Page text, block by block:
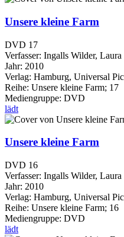
Unsere kleine Farm
DVD 17
Verfasser: Ingalls Wilder, Laura
Jahr: 2010
Verlag: Hamburg, Universal
Reihe: Unsere kleine Farm; 17
Mediengruppe: DVD
lädt
Unsere kleine Farm
DVD 16
Verfasser: Ingalls Wilder, Laura
Jahr: 2010
Verlag: Hamburg, Universal
Reihe: Unsere kleine Farm; 16
Mediengruppe: DVD
lädt